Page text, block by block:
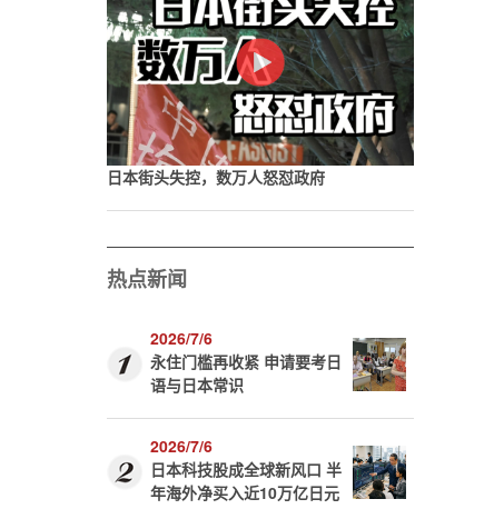
日本街头失控，数万人怒怼政府
热点新闻
2026/7/6
永住门槛再收紧 申请要考日
语与日本常识
2026/7/6
日本科技股成全球新风口 半
年海外净买入近10万亿日元